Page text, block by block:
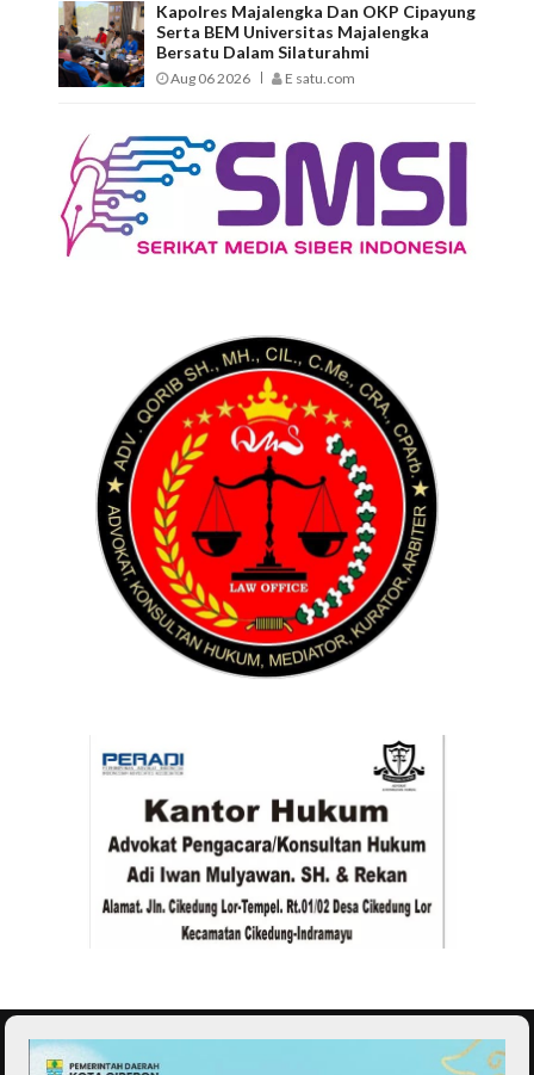
Kapolres Majalengka Dan OKP Cipayung
Serta BEM Universitas Majalengka
Bersatu Dalam Silaturahmi
Aug 06 2026 E satu.com